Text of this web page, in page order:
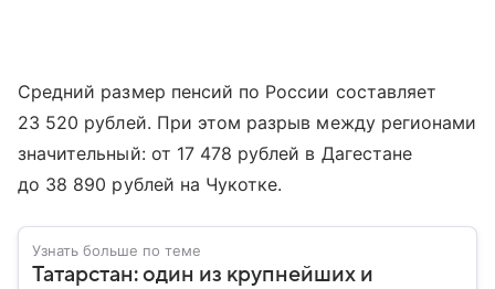
Средний размер пенсий по России составляет
23 520 рублей. При этом разрыв между регионами
значительный: от 17 478 рублей в Дагестане
до 38 890 рублей на Чукотке.
Узнать больше по теме
Татарстан: один из крупнейших и